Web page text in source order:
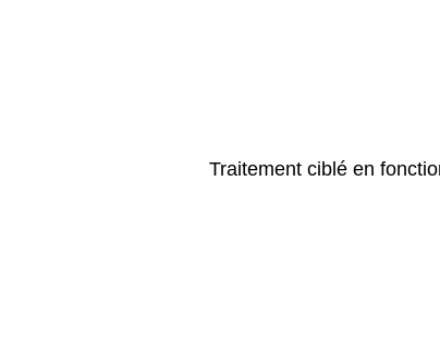
Traitement ciblé en